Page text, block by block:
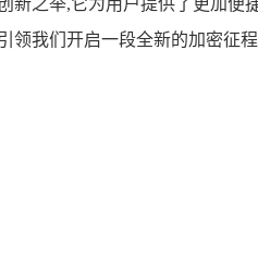
新之举,它为用户提供了更加
我们开启一段全新的加密征